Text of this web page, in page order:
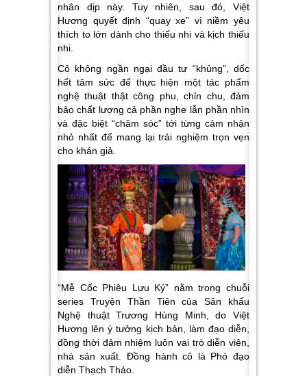
nhân dịp này. Tuy nhiên, sau đó, Việt
Hương quyết định “quay xe” vì niềm yêu
thích to lớn dành cho thiếu nhi và kịch thiếu
nhi.
Cô không ngần ngại đầu tư “khủng”, dốc
hết tâm sức để thực hiện một tác phẩm
nghệ thuật thật công phu, chỉn chu, đảm
bảo chất lượng cả phần nghe lẫn phần nhìn
và đặc biệt “chăm sóc” tới từng cảm nhận
nhỏ nhất để mang lại trải nghiệm trọn vẹn
cho khán giả.
“Mễ Cốc Phiêu Lưu Ký” nằm trong chuỗi
series Truyện Thần Tiên của Sân khấu
Nghệ thuật Trương Hùng Minh, do Việt
Hương lên ý tưởng kịch bản, làm đạo diễn,
đồng thời đảm nhiệm luôn vai trò diễn viên,
nhà sản xuất. Đồng hành cô là Phó đạo
diễn Thạch Thảo.